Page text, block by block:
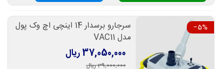
‎−5%
سرجارو برسدار 14 اینچی اچ وک پول
مدل VAC11
37,050,000 ریال
39,000,000 ریال